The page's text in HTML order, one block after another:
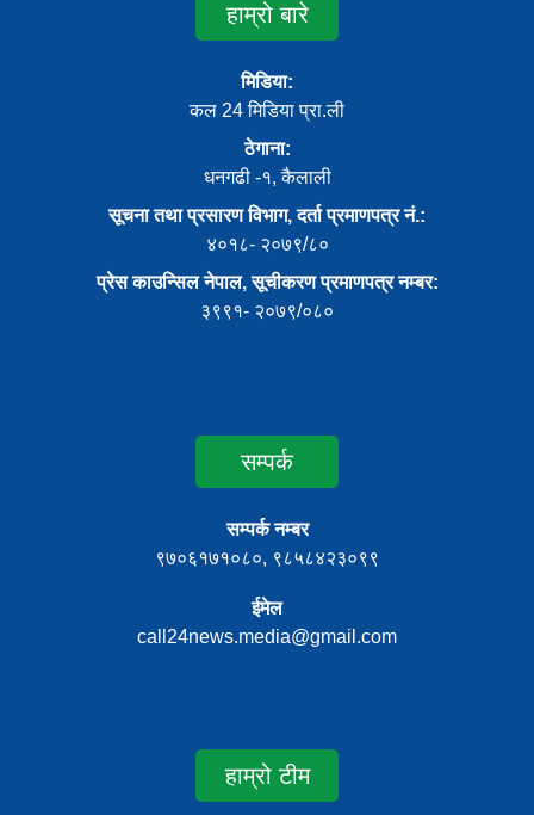
हाम्रो बारे
मिडिया:
कल 24 मिडिया प्रा.ली
ठेगाना:
धनगढी -१, कैलाली
सूचना तथा प्रसारण विभाग, दर्ता प्रमाणपत्र नं.:
४०१८- २०७९/८०
प्रेस काउन्सिल नेपाल, सूचीकरण प्रमाणपत्र नम्बर:
३९९१- २०७९/०८०
सम्पर्क
सम्पर्क नम्बर
९७०६१७१०८०, ९८५८४२३०९९
ईमेल
call24news.media@gmail.com
हाम्रो टीम